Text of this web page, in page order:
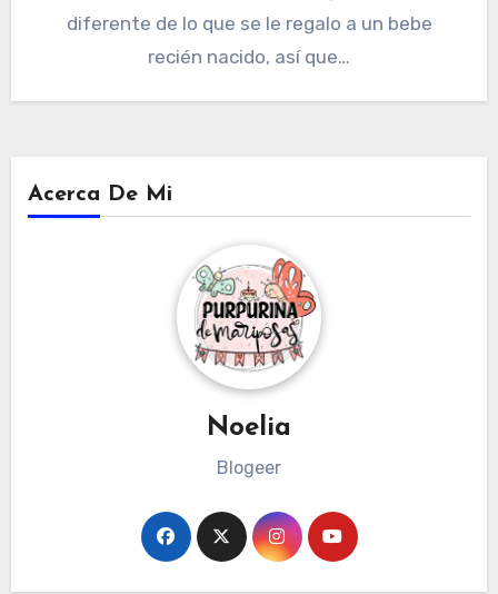
diferente de lo que se le regalo a un bebe
recién nacido, así que…
Acerca De Mi
Noelia
Blogeer